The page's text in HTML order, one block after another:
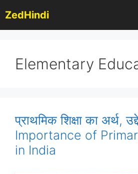
to
content
ZedHindi
Elementary
प्राथमिक शिक्षा का अर्थ,
Importance of
in India